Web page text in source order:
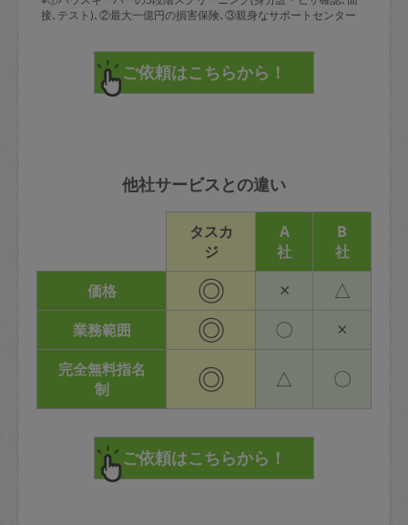
接､テスト)､②最大一億円の損害保険､③親身なサポートセンター
他社サービスとの違い
タスカ
ジ
A
社
B
社
価格
◎ × △
業務範囲 ◎ 〇 ×
完全無料指名
制
◎ △ 〇